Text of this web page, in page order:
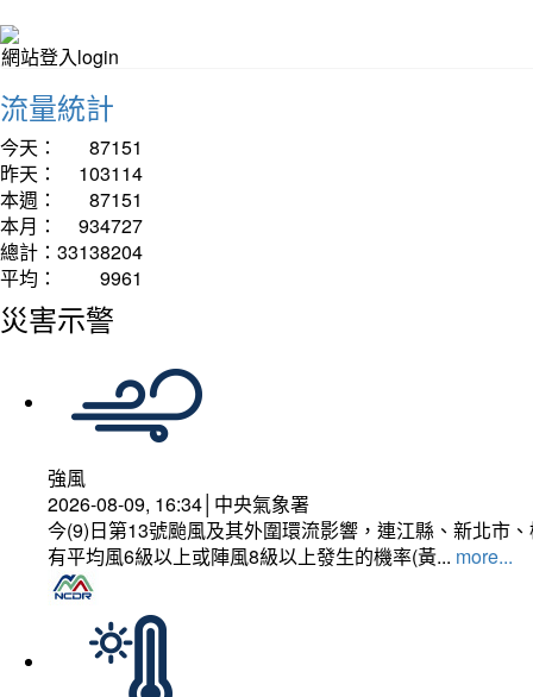
網站登入login
流量統計
今天：
87151
昨天：
103114
本週：
87151
本月：
934727
總計： 33138204
平均：
9961
災害示警
強風
2026-08-09, 16:34│中央氣象署
今(9)日第13號颱風及其外圍環流影響，連江縣、新北市
有平均風6級以上或陣風8級以上發生的機率(黃... more...